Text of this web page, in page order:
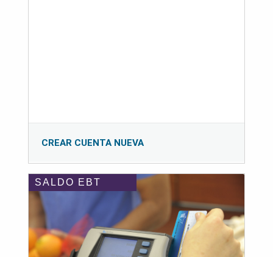
CREAR CUENTA NUEVA
SALDO EBT